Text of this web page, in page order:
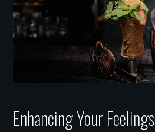
Enhancing Your Feelings